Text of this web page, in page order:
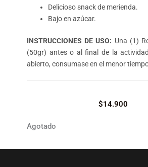
Delicioso snack de merienda.
Bajo en azúcar.
INSTRUCCIONES DE USO: Una (1)
(50gr) antes o al final de la
abierto, consumase en el menor
$14.900
Agotado